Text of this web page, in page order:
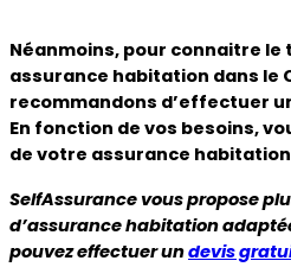
Néanmoins, pour connaitre
assurance habitation dans le
recommandons d’effectuer
En fonction de vos besoins,
de votre assurance
SelfAssurance vous propose
d’assurance habitation
pouvez effectuer un devis